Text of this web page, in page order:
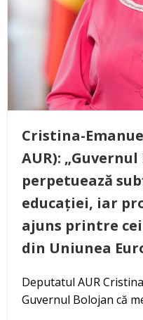
Cristina-
AUR):
perpetuează
educației, iar
ajuns printre
din Uniunea
Deputatul AUR
Guvernul Bolojan că